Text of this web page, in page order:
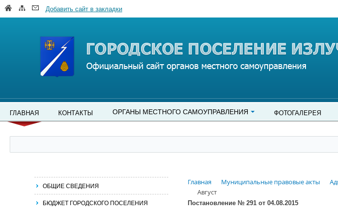
Добавить сайт в закладки
ГЛАВНАЯ КОНТАКТЫ ОРГАНЫ МЕСТНОГО САМОУПРАВЛЕНИЯ ФОТОГАЛЕРЕЯ
Главная Муниципальные правовые акты
Август
Постановление № 291 от 04.08.2015
ОБЩИЕ СВЕДЕНИЯ
БЮДЖЕТ ГОРОДСКОГО ПОСЕЛЕНИЯ